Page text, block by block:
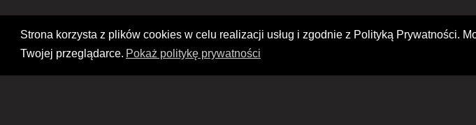
Strona korzysta z plików cookies w celu realizacji usług i zgodnie z Polityką Prywatności.
Twojej przeglądarce. Pokaż politykę prywatności